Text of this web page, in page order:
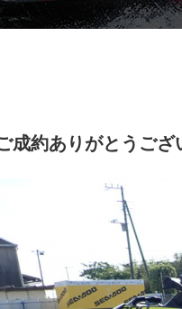
成約ありがとうござ